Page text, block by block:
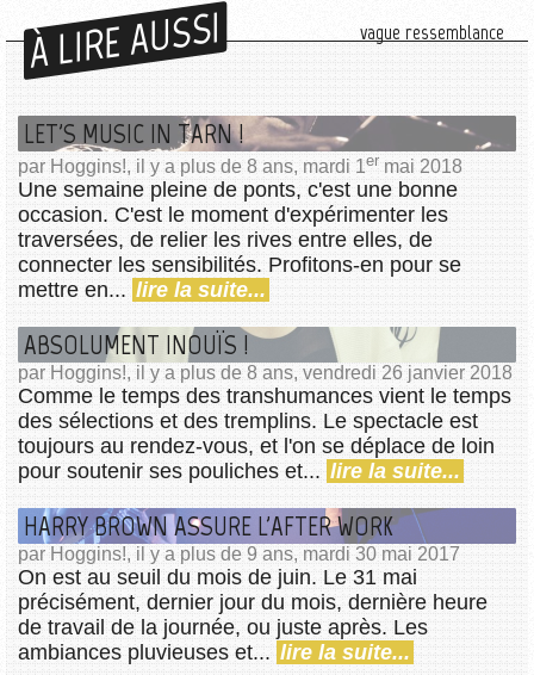
À LIRE AUSSI vague ressemblance
LET'S MUSIC IN TARN !
par Hoggins!, il y a plus de 8 ans, mardi 1er mai 2018
Une semaine pleine de ponts, c'est une bonne
occasion. C'est le moment d'expérimenter les
traversées, de relier les rives entre elles, de
connecter les sensibilités. Profitons-en pour se
mettre en... lire la suite...
ABSOLUMENT INOUÏS !
par Hoggins!, il y a plus de 8 ans, vendredi 26 janvier 2018
Comme le temps des transhumances vient le temps
des sélections et des tremplins. Le spectacle est
toujours au rendez-vous, et l'on se déplace de loin
pour soutenir ses pouliches et... lire la suite...
HARRY BROWN ASSURE L'AFTER WORK
par Hoggins!, il y a plus de 9 ans, mardi 30 mai 2017
On est au seuil du mois de juin. Le 31 mai
précisément, dernier jour du mois, dernière heure
de travail de la journée, ou juste après. Les
ambiances pluvieuses et... lire la suite...